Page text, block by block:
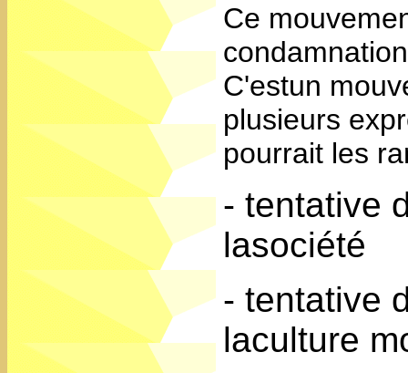
Ce
C'estun
plusieurs
pourrait les
- tentative
lasociété
- tentative
laculture